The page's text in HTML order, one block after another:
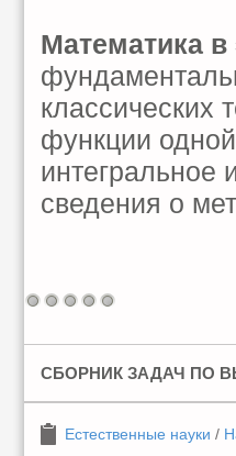
Математика
классических
функции
интегральное
сведения о
СБОРНИК ЗАДАЧ ПО
Естественные науки /